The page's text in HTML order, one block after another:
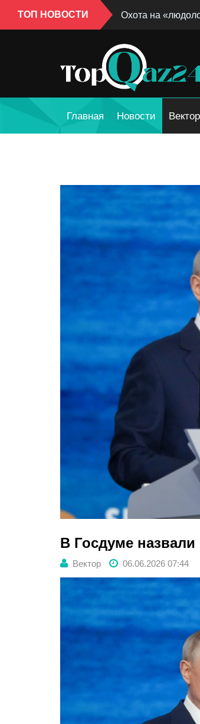
ТОП НОВОСТИ Охота на
Главная Новости Вектор
В Госдуме
Вектор 06.06.2026 07:44